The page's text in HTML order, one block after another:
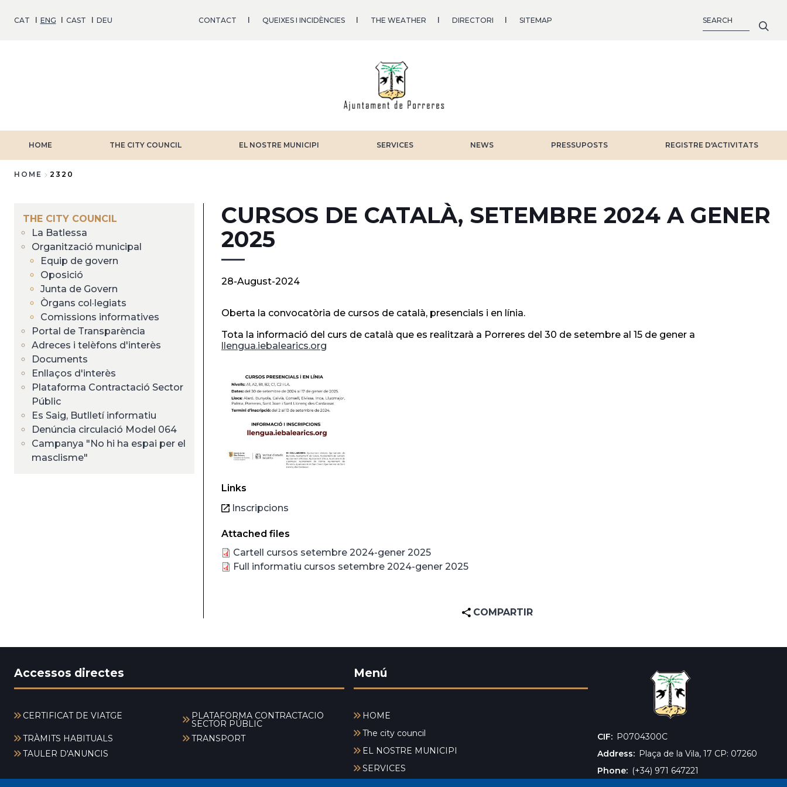
CAT ENG CAST DEU CONTACT QUEIXES I INCIDÈNCIES THE WEATHER DIRECTORI SITEMAP
HOME THE CITY COUNCIL EL NOSTRE MUNICIPI SERVICES NEWS PRESSUPOSTS REGISTRE D'ACTIVITATS
HOME 2320
THE CITY COUNCIL
La Batlessa
Organització municipal
Equip de govern
Oposició
Junta de Govern
Òrgans col·legiats
Comissions informatives
Portal de Transparència
Adreces i telèfons d'interès
Documents
Enllaços d'interès
Plataforma Contractació Sector
Públic
Es Saig, Butlletí informatiu
Denúncia circulació Model 064
Campanya "No hi ha espai per el
masclisme"
CURSOS DE CATALÀ, SETEMBRE 2024 A GENER
2025
28-August-2024
Oberta la convocatòria de cursos de català, presencials i en línia.
Tota la informació del curs de català que es realitzarà a Porreres del 30 de setembre al 15 de gener a
llengua.iebalearics.org
Links
Inscripcions
Attached files
Cartell cursos setembre 2024-gener 2025
Full informatiu cursos setembre 2024-gener 2025
COMPARTIR
Accessos directes
CERTIFICAT DE VIATGE PLATAFORMA CONTRACTACIÓ
SECTOR PÚBLIC
TRÀMITS HABITUALS
TRANSPORT
TAULER D'ANUNCIS
Menú
HOME
The city council
EL NOSTRE MUNICIPI
SERVICES
CIF
‎P0704300C
Address
Plaça de la Vila, 17 CP: 07260
Phone
(+34) 971 647221